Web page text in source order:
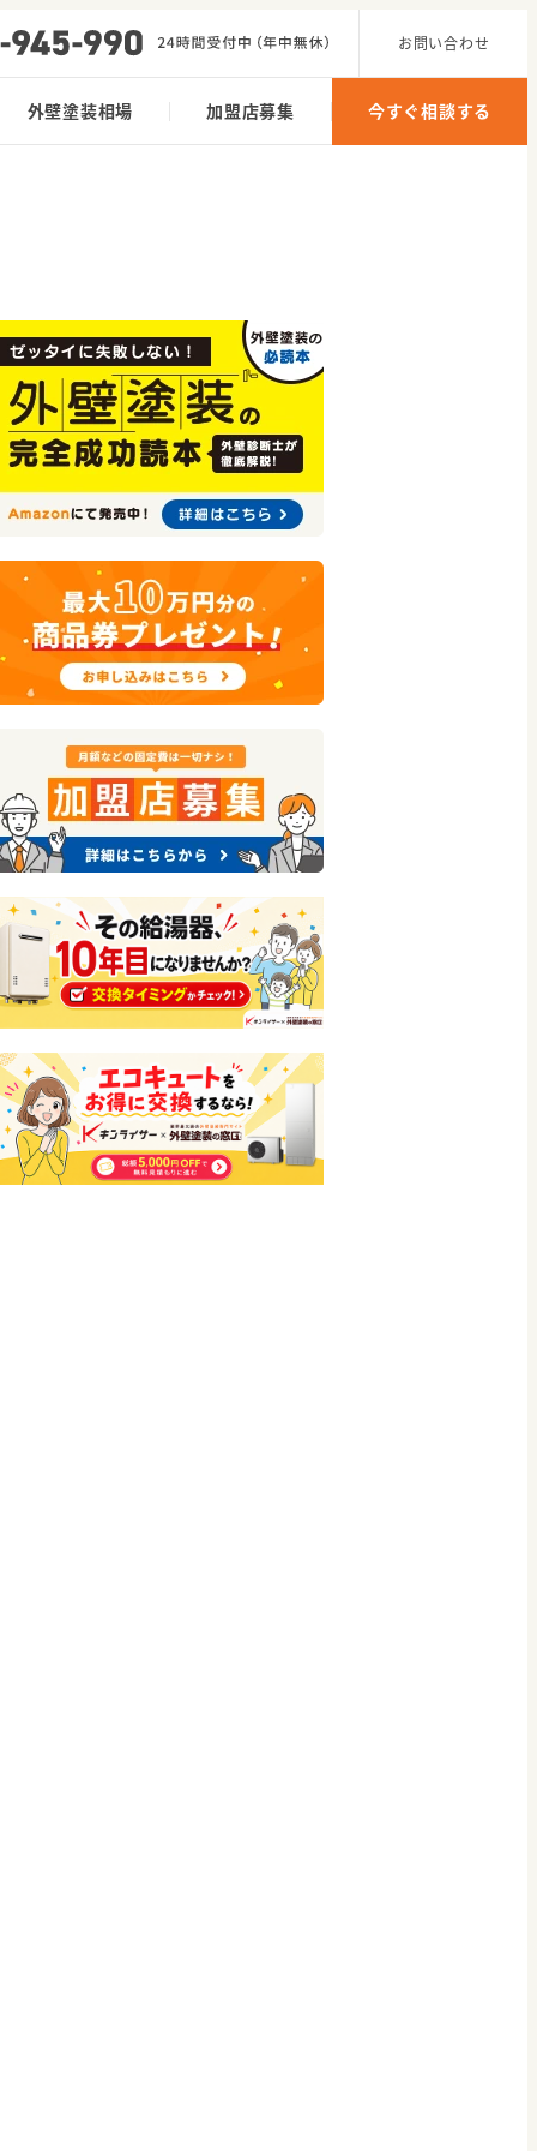
お問い合わせ
外壁塗装相場 加盟店募集 今すぐ相談する